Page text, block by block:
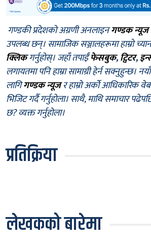
गण्डकी प्रदेशको अग्रणी अनलाइनगण्डक न्यूज
उपलब्ध छन्। सामाजिक सञ्जालहरूमा हाम्रो
क्लिकगर्नुहोस्। जहाँ तपाईँफेसबुक,ट्विटर,
लगायतमा पनि हाम्रा सामाग्री हेर्न सक्नुहुन्छ।
लागिगण्डक न्यूजर हाम्रो अर्को आधिकारिक
भिजिट गर्दै गर्नुहोला। साथै, माथि समाचार
छ? व्यक्त गर्नुहोला।
प्रतिक्रिया
लेखकको बारेमा